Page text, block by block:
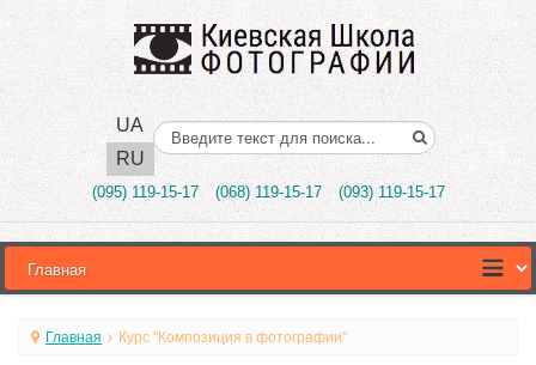
UA
RU
Поиск..
(095) 119-15-17 (068) 119-15-17 (093) 119-15-17
Главная Курс "Композиция в фотографии"